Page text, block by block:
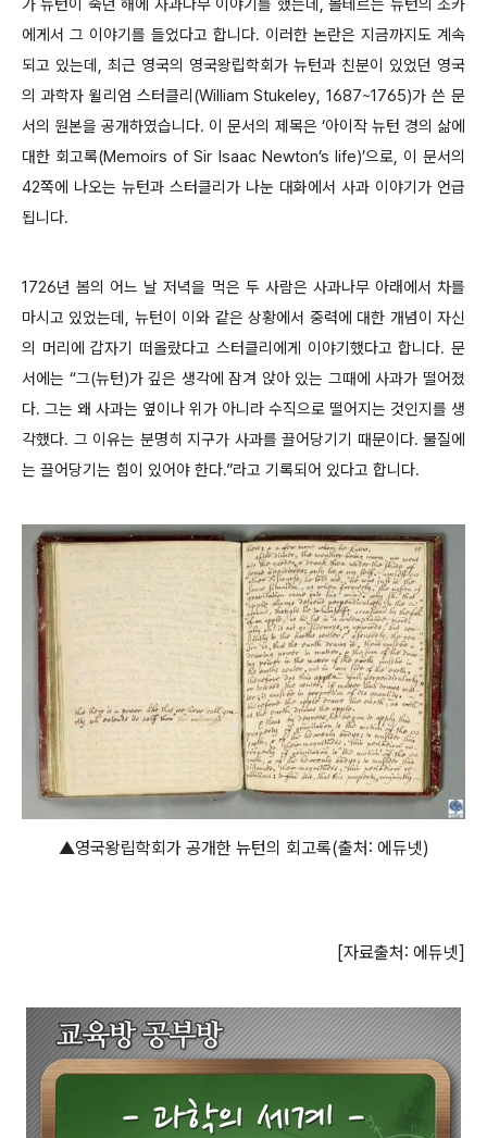
가 뉴턴이 죽던 해에 사과나무 이야기를 했는데, 볼테르는 뉴턴의 조카
에게서 그 이야기를 들었다고 합니다. 이러한 논란은 지금까지도 계속
되고 있는데, 최근 영국의 영국왕립학회가 뉴턴과 친분이 있었던 영국
의 과학자 윌리엄 스터클리(William Stukeley, 1687~1765)가 쓴 문
서의 원본을 공개하였습니다. 이 문서의 제목은 ‘아이작 뉴턴 경의 삶에
대한 회고록(Memoirs of Sir Isaac Newton’s life)’으로, 이 문서의
42쪽에 나오는 뉴턴과 스터클리가 나눈 대화에서 사과 이야기가 언급
됩니다.
1726년 봄의 어느 날 저녁을 먹은 두 사람은 사과나무 아래에서 차를
마시고 있었는데, 뉴턴이 이와 같은 상황에서 중력에 대한 개념이 자신
의 머리에 갑자기 떠올랐다고 스터클리에게 이야기했다고 합니다. 문
서에는 “그(뉴턴)가 깊은 생각에 잠겨 앉아 있는 그때에 사과가 떨어졌
다. 그는 왜 사과는 옆이나 위가 아니라 수직으로 떨어지는 것인지를 생
각했다. 그 이유는 분명히 지구가 사과를 끌어당기기 때문이다. 물질에
는 끌어당기는 힘이 있어야 한다.”라고 기록되어 있다고 합니다.
▲영국왕립학회가 공개한 뉴턴의 회고록(출처: 에듀넷)
[자료출처: 에듀넷]